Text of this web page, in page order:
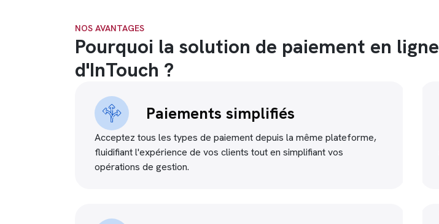
NOS AVANTAGES
Pourquoi la solution de paiement en ligne
d'InTouch ?
Paiements simplifiés
Acceptez tous les types de paiement depuis la même plateforme,
fluidifiant l'expérience de vos clients tout en simplifiant vos
opérations de gestion.